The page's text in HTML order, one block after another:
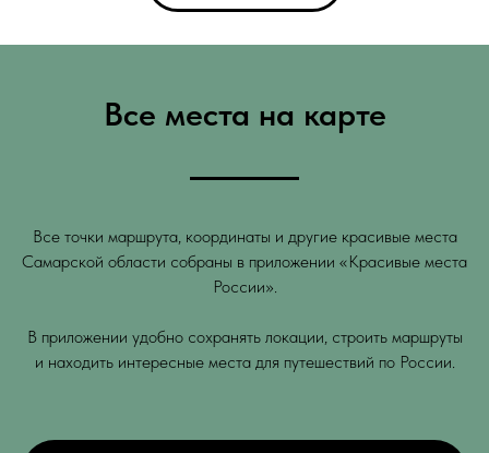
Все места на карте
Все точки маршрута, координаты и другие красивые места
Самарской области собраны в приложении «Красивые места
России».
В приложении удобно сохранять локации, строить маршруты
и находить интересные места для путешествий по России.